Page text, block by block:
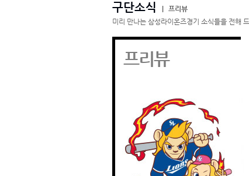
구단소식
프리뷰
미리 만나는 삼성라이온즈경기 소식들을 전해
프리뷰